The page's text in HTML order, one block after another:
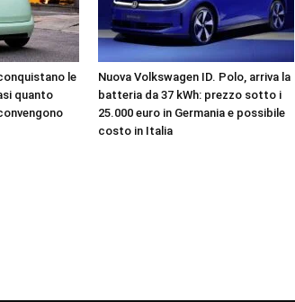
le
quanto
Nuova Volkswagen ID. Polo, arriva la
batteria da 37 kWh: prezzo sotto i
25.000 euro in Germania e possibile
costo in Italia